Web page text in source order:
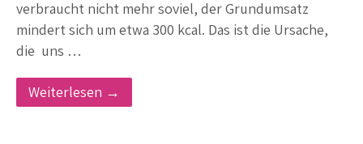
verbraucht nicht mehr soviel, der Grundumsatz
mindert sich um etwa 300 kcal. Das ist die Ursache,
die uns …
Weiterlesen →